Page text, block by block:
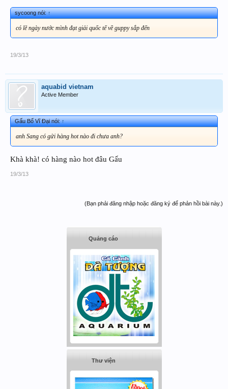
sycoong nói:↑
có lẽ ngày nước mình đạt giải quốc tế về guppy sắp đến
19/3/13
aquabid vietnam
Active Member
Gấu Bố Vĩ Đại nói:↑
anh Sang có gửi hàng hot nào đi chưa anh?
Khà khà! có hàng nào hot đâu Gấu
19/3/13
(Bạn phải đăng nhập hoặc đăng ký để phản hồi bài này.)
Quảng cáo
Thư viện